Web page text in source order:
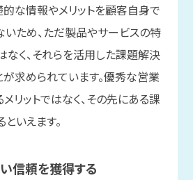
な情報やメリットを顧客自身で
いため、ただ製品やサービスの特
なく、それらを活用した課題解決
が求められています。優秀な営業
リットではなく、その先にある課
いえます。
信頼を獲得する